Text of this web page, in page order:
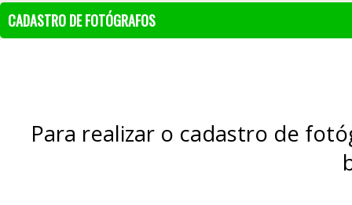
CADASTRO DE FOTÓGRAFOS
Para realizar o cadastro de